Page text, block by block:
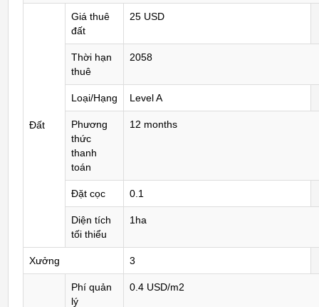
Đất
Giá thuê
đất
25 USD
Thời hạn
thuê
2058
Loại/Hạng Level A
Phương
thức
thanh
toán
12 months
Đặt cọc 0.1
Diện tích
tối thiểu
1ha
Xưởng 3
Phí quản
lý
0.4 USD/m2